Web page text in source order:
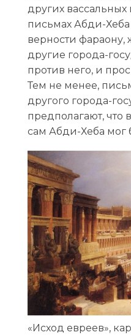
других вассальных
письмах Абди-Хеба
верности фараону,
другие города-
против него, и
Тем не менее,
другого города-
предполагают, что
сам Абди-Хеба мог
«Исход евреев»,